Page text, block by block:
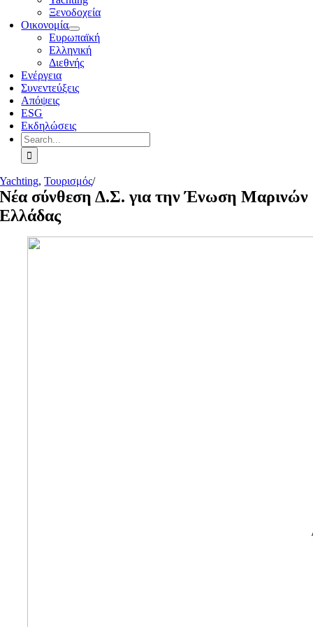
Ξενοδοχεία
Οικονομία
Ευρωπαϊκή
Ελληνική
Διεθνής
Ενέργεια
Συνεντεύξεις
Απόψεις
ESG
Εκδηλώσεις
Search
for:
Yachting,Τουρισμός/
Νέα σύνθεση Δ.Σ. για την Ένωση Μαρινών
Ελλάδας